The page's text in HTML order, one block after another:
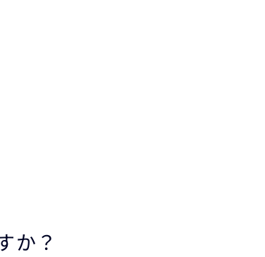
か？